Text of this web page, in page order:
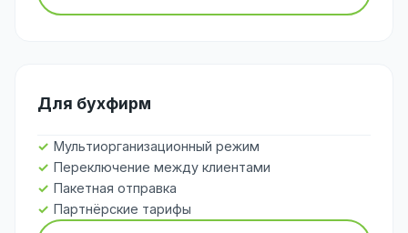
Для бухфирм
Мультиорганизационный режим
Переключение между клиентами
Пакетная отправка
Партнёрские тарифы